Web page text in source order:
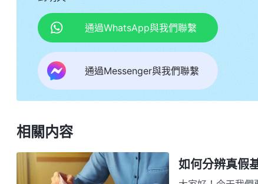
地的國都要被毁滅，不存在；全宇之下的人，凡
下，即除了現在流中之人將全部化為灰燼；宗教
為而被征服，因為其都看到了『駕着白雲的聖者
種刑罰，若是抵擋我的都滅亡，而在地所作所為
我要向萬國萬民顯現，在地發表我親口之聲，宣
的顯現與作工・神向全宇的説話・第二十六篇》
通過WhatsApp與我們聯繫
通過Messenger與我們聯繫
相關内容
如何分辨真假